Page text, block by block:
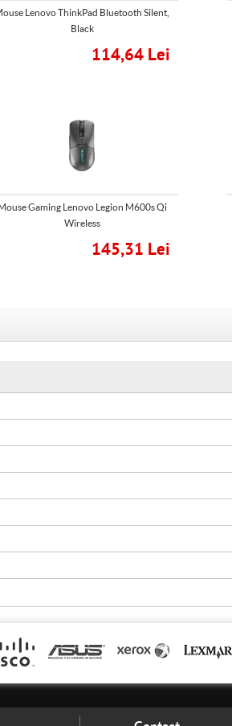
Lenovo ThinkPad Bluetooth Silent,
Black
114,64 Lei
Gaming Lenovo Legion M600s Qi
Wireless
145,31 Lei